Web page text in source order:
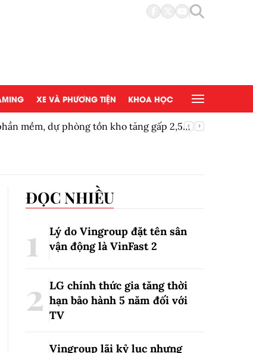
XE VÀ PHƯƠNG TIỆN KHOA HỌC
mềm, dự phòng tồn kho tăng gấp 2,5
ĐỌC NHIỀU
Lý do Vingroup đặt tên sân
vận động là VinFast2
LG chính thức gia tăng thời
hạn bảo hành 5 năm đối với
TV
Vingroup lãi kỷ lục nhưng